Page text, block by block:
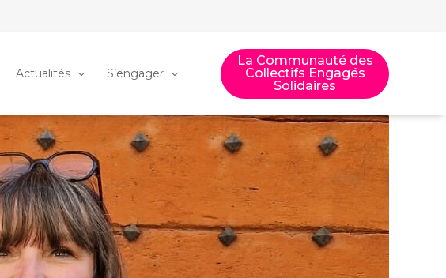
Actualités S’engager
La Communauté des
Collectifs Engagés
Solidaires